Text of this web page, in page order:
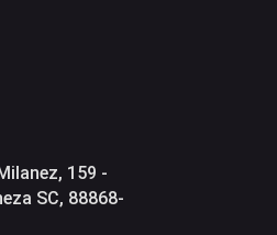
159 -
SC, 88868-